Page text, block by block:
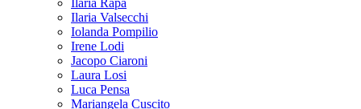
Ilaria Rapa
Ilaria Valsecchi
Iolanda Pompilio
Irene Lodi
Jacopo Ciaroni
Laura Losi
Luca Pensa
Mariangela Cuscito